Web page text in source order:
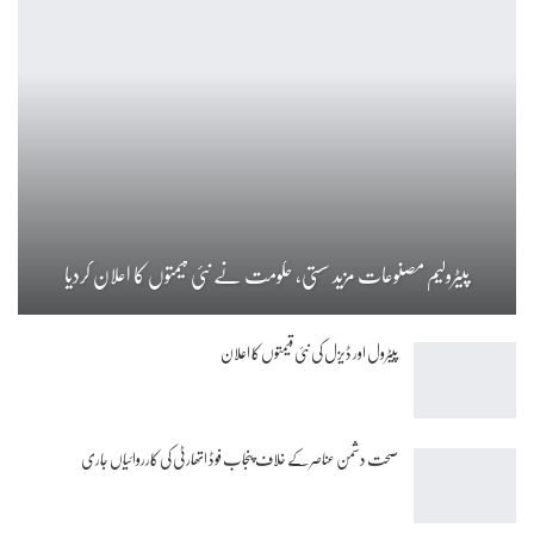
پیٹرولیم مصنوعات مزید سستی، حکومت نے نئی قیمتوں کا اعلان کردیا
پیٹرول اور ڈیزل کی نئی قیمتوں کا اعلان
صحت دشمن عناصر کے خلاف پنجاب فوڈ اتھارٹی کی کارروائیاں جاری